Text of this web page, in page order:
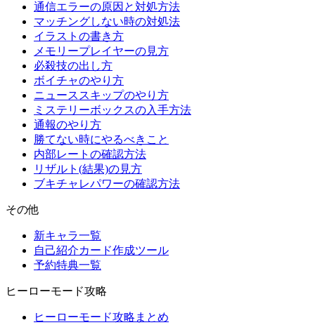
通信エラーの原因と対処方法
マッチングしない時の対処法
イラストの書き方
メモリープレイヤーの見方
必殺技の出し方
ボイチャのやり方
ニューススキップのやり方
ミステリーボックスの入手方法
通報のやり方
勝てない時にやるべきこと
内部レートの確認方法
リザルト(結果)の見方
ブキチャレパワーの確認方法
その他
新キャラ一覧
自己紹介カード作成ツール
予約特典一覧
ヒーローモード攻略
ヒーローモード攻略まとめ